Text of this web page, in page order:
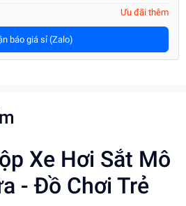
Ưu đãi thêm
báo giá sỉ (Zalo)
Xe Hơi Sắt Mô
- Đồ Chơi Trẻ